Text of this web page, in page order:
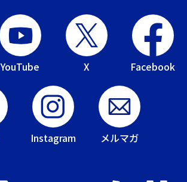
YouTube X Facebook
Instagram メルマガ